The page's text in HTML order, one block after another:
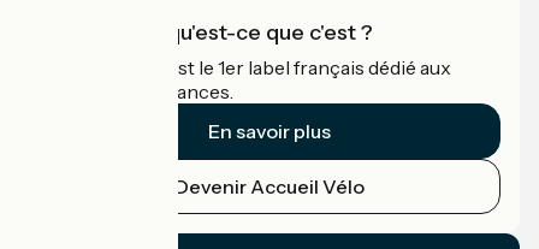
Accueil Vélo qu'est-ce que c'est ?
Accueil Vélo c'est le 1er label français dédié aux
cyclistes en vacances.
En savoir plus
Devenir Accueil Vélo